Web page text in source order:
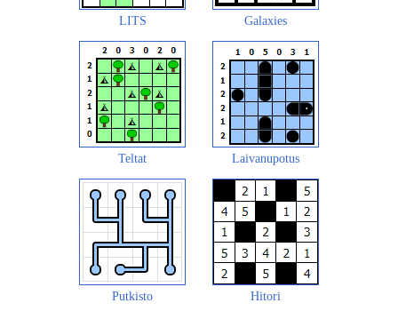
LITS Galaxies
Teltat Laivanupotus
Putkisto Hitori